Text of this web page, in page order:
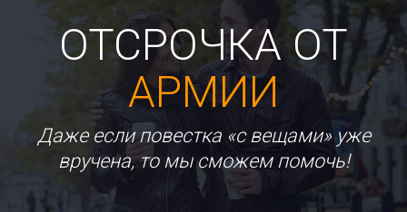
ОТСРОЧКА ОТ
АРМИИ
Даже если повестка «с вещами» уже
вручена, то мы сможем помочь!